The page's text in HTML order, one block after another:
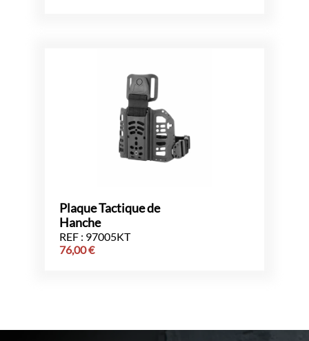
Plaque Tactique de
Hanche
REF : 97005KT
76,00€